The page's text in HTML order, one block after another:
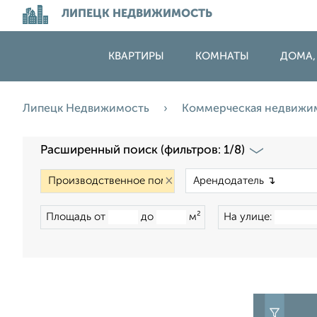
ЛИПЕЦК НЕДВИЖИМОСТЬ
КВАРТИРЫ КОМНАТЫ ДОМА,
Липецк Недвижимость Коммерческая
Расширенный поиск (фильтров: 1/8)
×
Площадь от до м² На улице: